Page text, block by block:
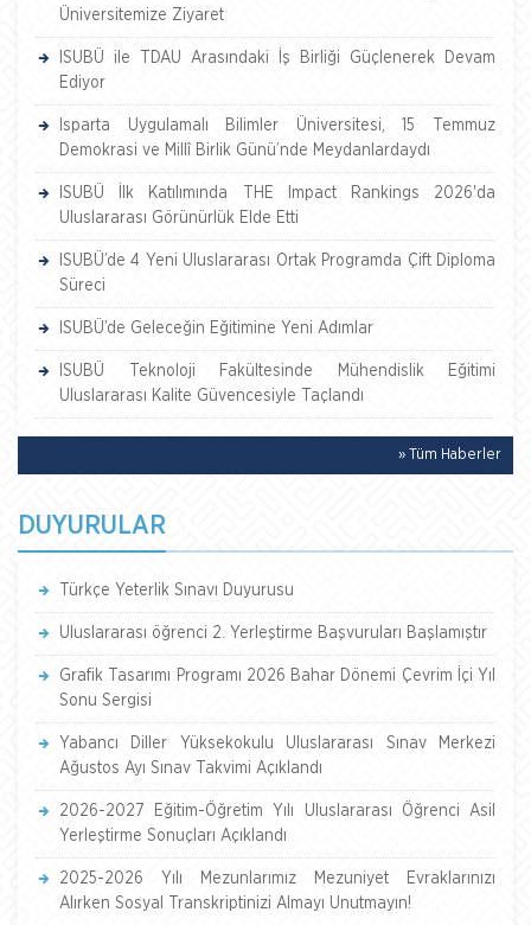
Üniversitemize Ziyaret
ISUBÜ ile TDAU Arasındaki İş Birliği Güçlenerek Devam
Ediyor
Isparta Uygulamalı Bilimler Üniversitesi, 15 Temmuz
Demokrasi ve Millî Birlik Günü’nde Meydanlardaydı
ISUBÜ İlk Katılımında THE Impact Rankings 2026'da
Uluslararası Görünürlük Elde Etti
ISUBÜ’de 4 Yeni Uluslararası Ortak Programda Çift Diploma
Süreci
ISUBÜ’de Geleceğin Eğitimine Yeni Adımlar
ISUBÜ Teknoloji Fakültesinde Mühendislik Eğitimi
Uluslararası Kalite Güvencesiyle Taçlandı
» Tüm Haberler
DUYURULAR
Türkçe Yeterlik Sınavı Duyurusu
Uluslararası öğrenci 2. Yerleştirme Başvuruları Başlamıştır
Grafik Tasarımı Programı 2026 Bahar Dönemi Çevrim İçi Yıl
Sonu Sergisi
Yabancı Diller Yüksekokulu Uluslararası Sınav Merkezi
Ağustos Ayı Sınav Takvimi Açıklandı
2026-2027 Eğitim-Öğretim Yılı Uluslararası Öğrenci Asil
Yerleştirme Sonuçları Açıklandı
2025-2026 Yılı Mezunlarımız Mezuniyet Evraklarınızı
Alırken Sosyal Transkriptinizi Almayı Unutmayın!